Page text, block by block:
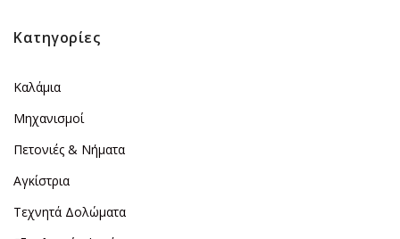
Κατηγορίες
Καλάμια
Μηχανισμοί
Πετονιές & Νήματα
Αγκίστρια
Τεχνητά Δολώματα